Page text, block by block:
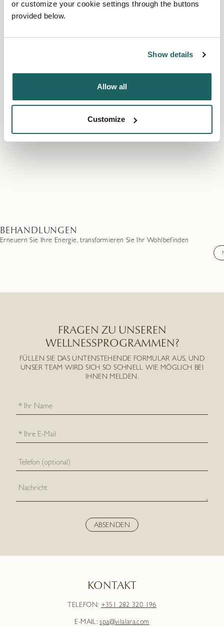
or customize your cookie settings through the buttons
provided below.
Show details
Allow all
Customize
BEHANDLUNGEN
Erneuern Sie Ihre Energie, transformieren Sie Ihr Wohlbefinden
FRAGEN ZU UNSEREN
WELLNESSPROGRAMMEN?
FÜLLEN SIE DAS UNTENSTEHENDE FORMULAR AUS, UND
UNSER TEAM WIRD SICH SO SCHNELL WIE MÖGLICH BEI
IHNEN MELDEN.
KONTAKT
TELEFON: +351 282 320 196
E-MAIL:spa@vilalara.com